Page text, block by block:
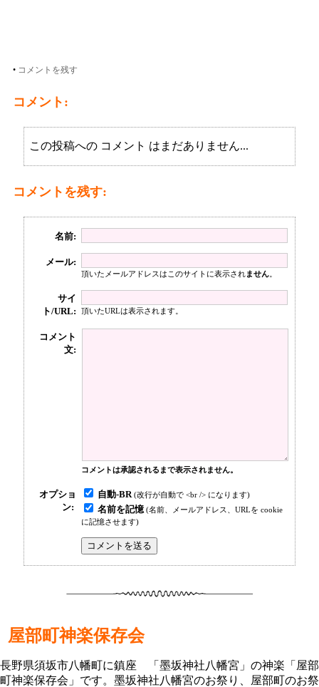
• コメントを残す
コメント:
この投稿への コメント はまだありません...
コメントを残す:
名前:
メール:
頂いたメールアドレスはこのサイトに表示されません。
サイ
ト/URL:
頂いたURLは表示されます。
コメント
文:
コメントは承認されるまで表示されません。
オプショ
ン:
自動-BR (改行が自動で <br /> になります)
名前を記憶 (名前、メールアドレス、URLを cookie
に記憶させます)
屋部町神楽保存会
長野県須坂市八幡町に鎮座 「墨坂神社八幡宮」の神楽「屋部
町神楽保存会」です。墨坂神社八幡宮のお祭り、屋部町のお祭